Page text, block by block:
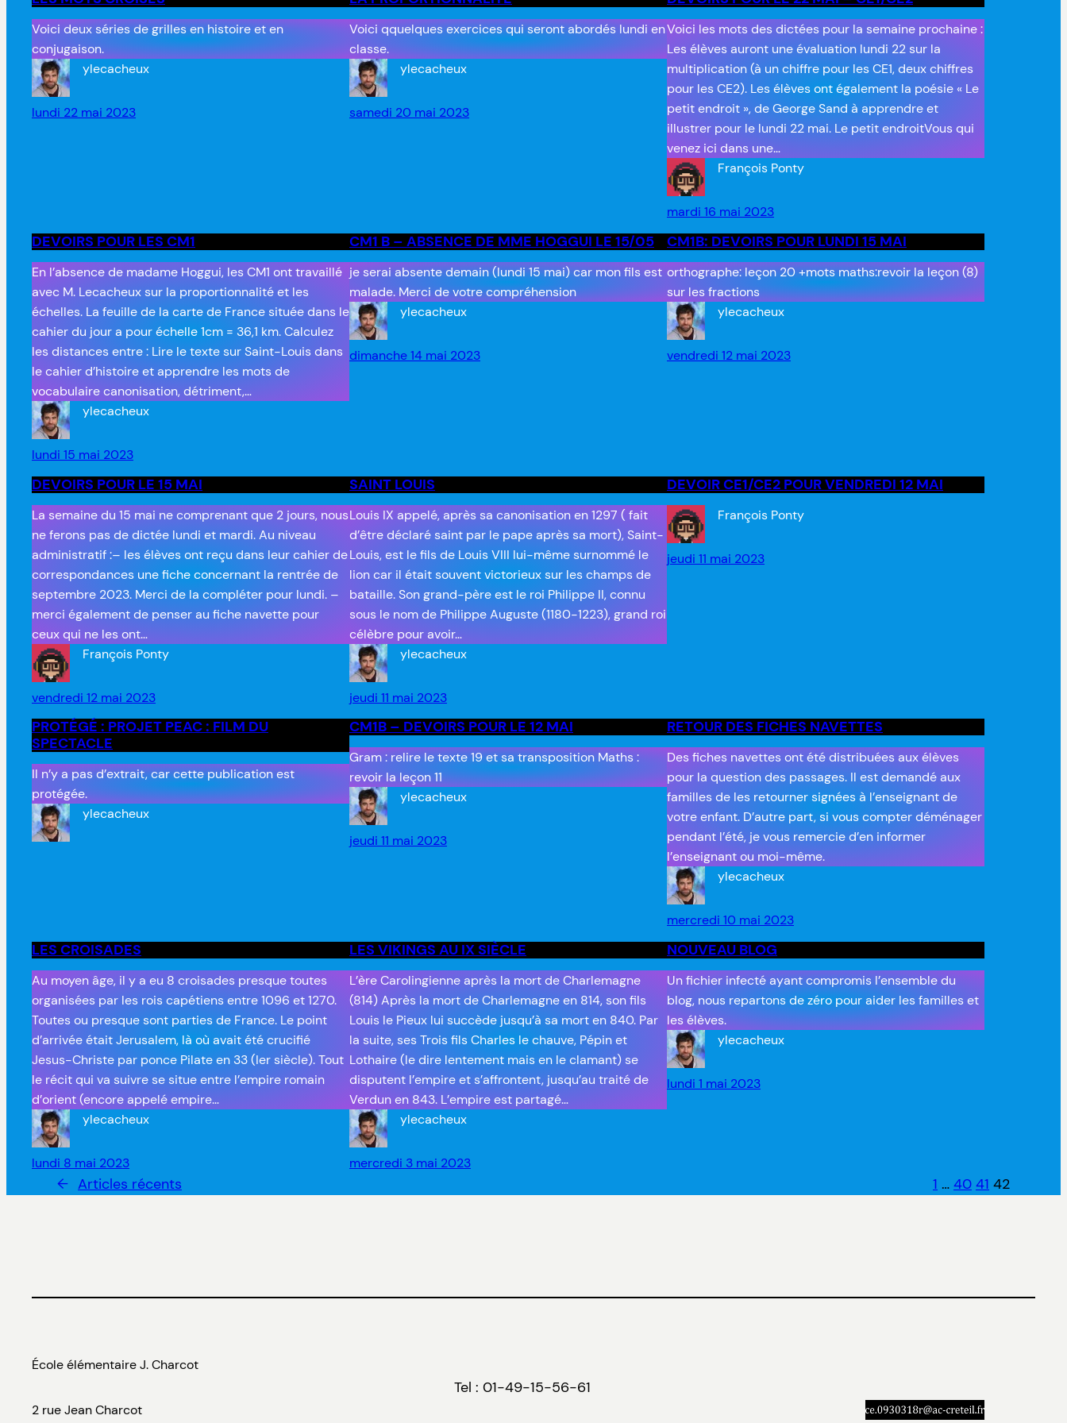
Voici deux séries de grilles en histoire et en
conjugaison.
ylecacheux
lundi 22 mai 2023
Voici qquelques exercices qui seront abordés lundi en
classe.
ylecacheux
samedi 20 mai 2023
Voici les mots des dictées pour la semaine prochaine :
Les élèves auront une évaluation lundi 22 sur la
multiplication (à un chiffre pour les CE1, deux chiffres
pour les CE2). Les élèves ont également la poésie « Le
petit endroit », de George Sand à apprendre et
illustrer pour le lundi 22 mai. Le petit endroitVous qui
venez ici dans une…
François Ponty
mardi 16 mai 2023
DEVOIRS POUR LES CM1
En l’absence de madame Hoggui, les CM1 ont travaillé
avec M. Lecacheux sur la proportionnalité et les
échelles. La feuille de la carte de France située dans le
cahier du jour a pour échelle 1cm = 36,1 km. Calculez
les distances entre : Lire le texte sur Saint-Louis dans
le cahier d’histoire et apprendre les mots de
vocabulaire canonisation, détriment,…
ylecacheux
lundi 15 mai 2023
CM1 B – ABSENCE DE MME HOGGUI LE 15/05
je serai absente demain (lundi 15 mai) car mon fils est
malade. Merci de votre compréhension
ylecacheux
dimanche 14 mai 2023
CM1B: DEVOIRS POUR LUNDI 15 MAI
orthographe: leçon 20 +mots maths:revoir la leçon (8)
sur les fractions
ylecacheux
vendredi 12 mai 2023
DEVOIRS POUR LE 15 MAI
La semaine du 15 mai ne comprenant que 2 jours, nous
ne ferons pas de dictée lundi et mardi. Au niveau
administratif :– les élèves ont reçu dans leur cahier de
correspondances une fiche concernant la rentrée de
septembre 2023. Merci de la compléter pour lundi. –
merci également de penser au fiche navette pour
ceux qui ne les ont…
François Ponty
vendredi 12 mai 2023
SAINT LOUIS
Louis IX appelé, après sa canonisation en 1297 ( fait
d’être déclaré saint par le pape après sa mort), Saint-
Louis, est le fils de Louis VIII lui-même surnommé le
lion car il était souvent victorieux sur les champs de
bataille. Son grand-père est le roi Philippe II, connu
sous le nom de Philippe Auguste (1180-1223), grand roi
célèbre pour avoir…
ylecacheux
jeudi 11 mai 2023
DEVOIR CE1/CE2 POUR VENDREDI 12 MAI
François Ponty
jeudi 11 mai 2023
PROTÉGÉ : PROJET PEAC : FILM DU
SPECTACLE
Il n’y a pas d’extrait, car cette publication est
protégée.
ylecacheux
CM1B – DEVOIRS POUR LE 12 MAI
Gram : relire le texte 19 et sa transposition Maths :
revoir la leçon 11
ylecacheux
jeudi 11 mai 2023
RETOUR DES FICHES NAVETTES
Des fiches navettes ont été distribuées aux élèves
pour la question des passages. Il est demandé aux
familles de les retourner signées à l’enseignant de
votre enfant. D’autre part, si vous compter déménager
pendant l’été, je vous remercie d’en informer
l’enseignant ou moi-même.
ylecacheux
mercredi 10 mai 2023
LES CROISADES
Au moyen âge, il y a eu 8 croisades presque toutes
organisées par les rois capétiens entre 1096 et 1270.
Toutes ou presque sont parties de France. Le point
d’arrivée était Jerusalem, là où avait été crucifié
Jesus-Christe par ponce Pilate en 33 (Ier siècle). Tout
le récit qui va suivre se situe entre l’empire romain
d’orient (encore appelé empire…
ylecacheux
lundi 8 mai 2023
LES VIKINGS AU IX SIÈCLE
L’ère Carolingienne après la mort de Charlemagne
(814) Après la mort de Charlemagne en 814, son fils
Louis le Pieux lui succède jusqu’à sa mort en 840. Par
la suite, ses Trois fils Charles le chauve, Pépin et
Lothaire (le dire lentement mais en le clamant) se
disputent l’empire et s’affrontent, jusqu’au traité de
Verdun en 843. L’empire est partagé…
ylecacheux
mercredi 3 mai 2023
NOUVEAU BLOG
Un fichier infecté ayant compromis l’ensemble du
blog, nous repartons de zéro pour aider les familles et
les élèves.
ylecacheux
lundi 1 mai 2023
← Articles récents 1 … 40 41 42
École élémentaire J. Charcot
2 rue Jean Charcot
Tel : 01-49-15-56-61